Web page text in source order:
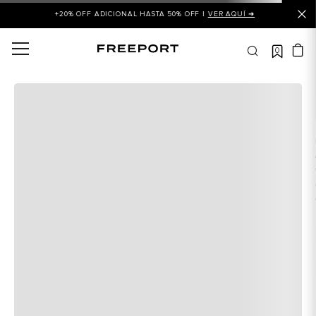
+20% OFF ADICIONAL HASTA 50% OFF | VER AQUÍ ➜
0